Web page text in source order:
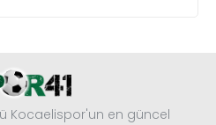
Kocaelispor'un en güncel